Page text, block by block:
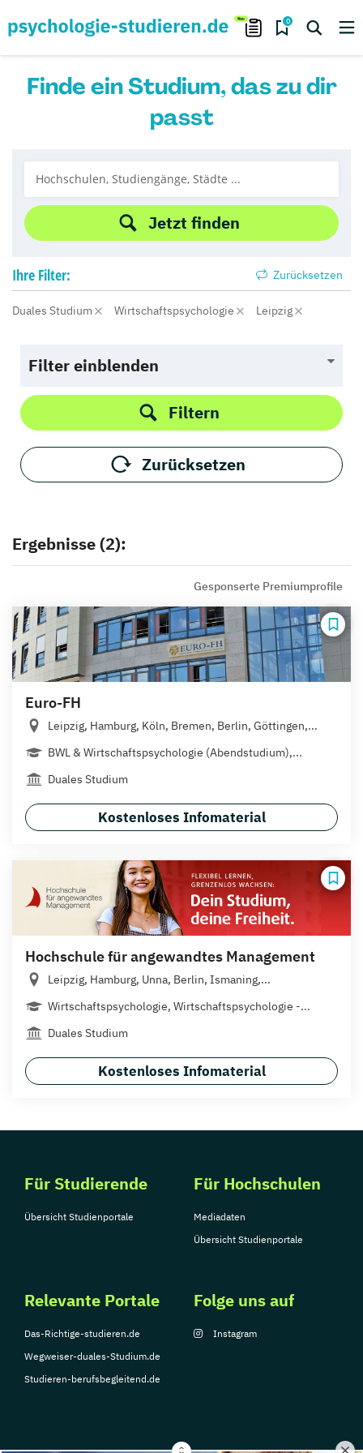
0
Finde ein Studium, das zu dir
passt
Jetzt finden
Ihre Filter: Zurücksetzen
Duales Studium Wirtschaftspsychologie Leipzig
Filter einblenden
Filtern
Zurücksetzen
Ergebnisse (2):
Gesponserte Premiumprofile
Euro-FH
Leipzig, Hamburg, Köln, Bremen, Berlin, Göttingen,...
BWL & Wirtschaftspsychologie (Abendstudium),...
Duales Studium
Kostenloses Infomaterial
Hochschule für angewandtes Management
Leipzig, Hamburg, Unna, Berlin, Ismaning,...
Wirtschaftspsychologie, Wirtschaftspsychologie -...
Duales Studium
Kostenloses Infomaterial
Für Studierende
Übersicht Studienportale
Für Hochschulen
Mediadaten
Übersicht Studienportale
Relevante Portale
Das-Richtige-studieren.de
Wegweiser-duales-Studium.de
Studieren-berufsbegleitend.de
Folge uns auf
Instagram